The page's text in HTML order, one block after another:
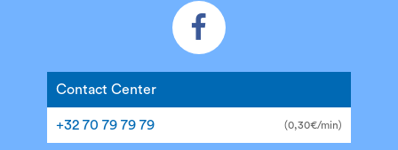
Contact Center
+32 70 79 79 79 (0,30€/min)